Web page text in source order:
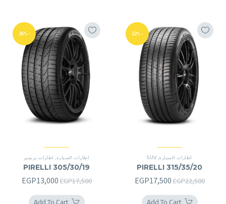
-22%
اطارات السيارة,
SUV
PIRELLI 315/35/20
EGP22,500
السعر
الأصلي
EGP17,500
-26%
اطارات السيارة اطارات بريمير
PIRELLI 305/30/19
EGP17,500
السعر
الأصلي
EGP13,000